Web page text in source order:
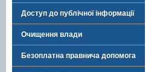
Доступ до публічної інформації
Очищення влади
Безоплатна правнича допомога